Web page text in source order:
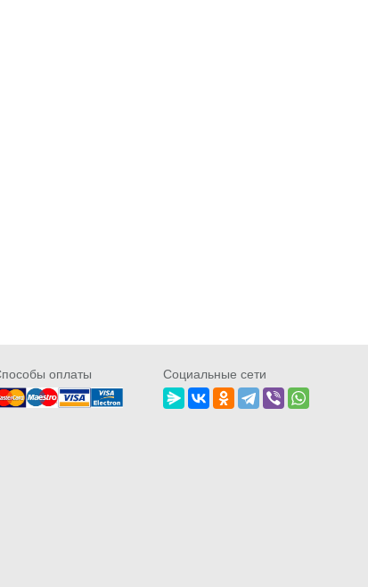
оплаты Социальные сети